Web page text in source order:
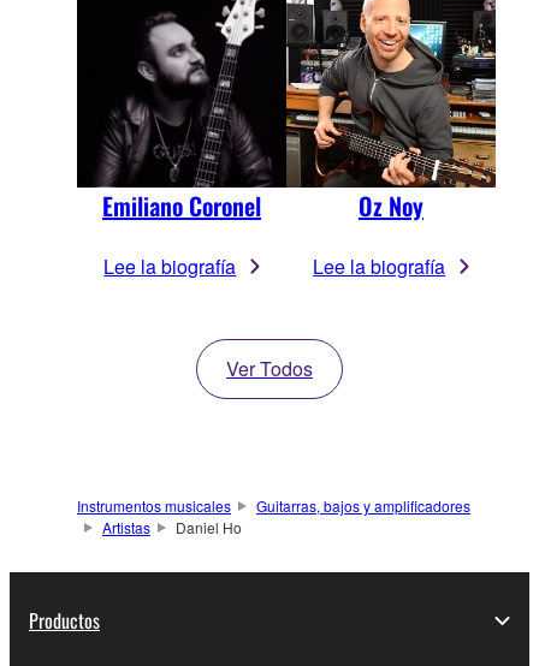
Emiliano Coronel
Lee la biografía
Oz Noy
Lee la biografía
Ver Todos
Instrumentos musicales
Guitarras, bajos y amplificadores
Artistas
Daniel Ho
Productos